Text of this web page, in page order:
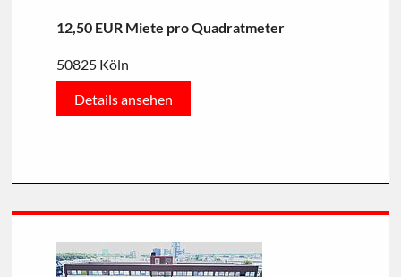
12,50 EUR Miete pro Quadratmeter
50825 Köln
Details ansehen